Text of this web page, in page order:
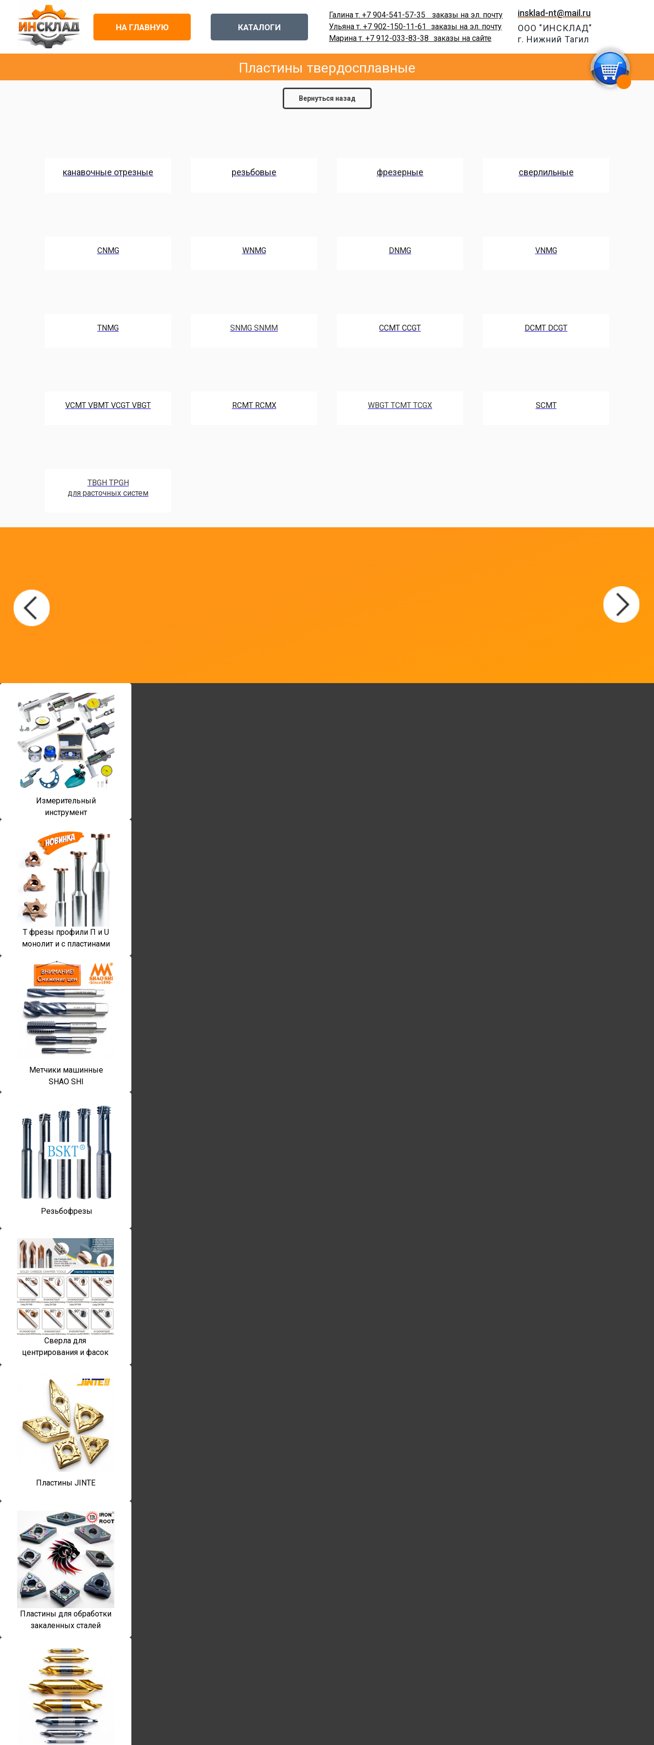
insklad-nt@mail.ru
НА ГЛАВНУЮ КАТАЛОГИ
Галина т. +7 904-541-57-35
заказы на эл. почту
Ульяна т. +7 902-150-11-61
заказы на эл. почту
Марина т. +7 912-033-83-38 заказы на сайте
ООО "ИНСКЛАД"
г. Нижний Тагил
Пластины твердосплавные
Вернуться назад
канавочные отрезные резьбовые фрезерные сверлильные
CNMG WNMG DNMG VNMG
TNMG SNMG SNMM CCMT CCGT DCMT DCGT
VCMT VBMT VCGT VBGT RCMT RCMX WBGT TCMT TCGX SCMT
TBGH TPGH
для расточных систем
Измерительный
инструмент
T фрезы профили П и U
монолит и с пластинами
Метчики машинные
SHAO SHI
Резьбофрезы
Сверла для
центрирования и фасок
Пластины JINTE
Пластины для обработки
закаленных сталей